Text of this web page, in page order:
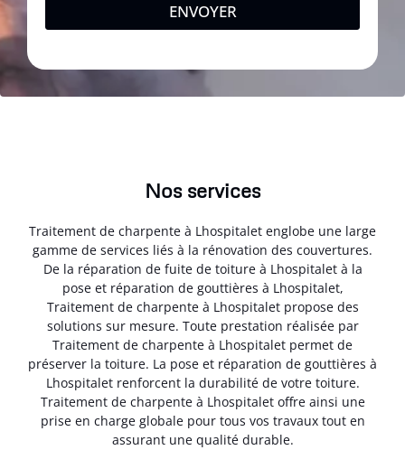
ENVOYER
Nos services
Traitement de charpente à Lhospitalet englobe une large
gamme de services liés à la rénovation des couvertures.
De la réparation de fuite de toiture à Lhospitalet à la
pose et réparation de gouttières à Lhospitalet,
Traitement de charpente à Lhospitalet propose des
solutions sur mesure. Toute prestation réalisée par
Traitement de charpente à Lhospitalet permet de
préserver la toiture. La pose et réparation de gouttières à
Lhospitalet renforcent la durabilité de votre toiture.
Traitement de charpente à Lhospitalet offre ainsi une
prise en charge globale pour tous vos travaux tout en
assurant une qualité durable.